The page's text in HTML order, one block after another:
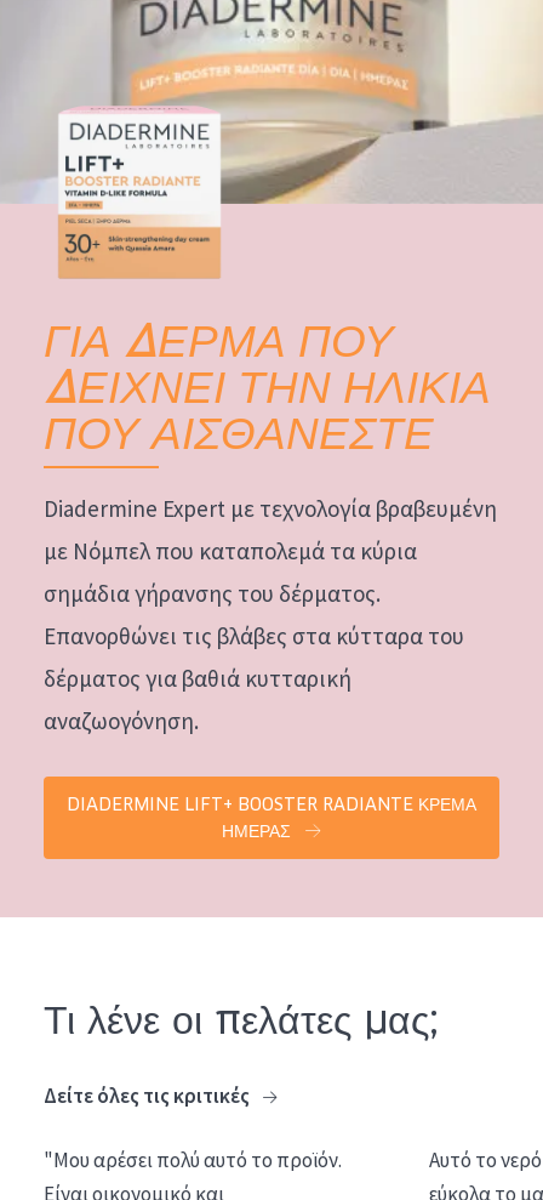
ΓΙΑ ΔΕΡΜΑ ΠΟΥ
ΔΕΙΧΝΕΙ ΤΗΝ ΗΛΙΚΙΑ
ΠΟΥ ΑΙΣΘΑΝΕΣΤΕ
Diadermine Expert με τεχνολογία βραβευμένη
με Νόμπελ που καταπολεμά τα κύρια
σημάδια γήρανσης του δέρματος.
Επανορθώνει τις βλάβες στα κύτταρα του
δέρματος για βαθιά κυτταρική
αναζωογόνηση.
DIADERMINE LIFT+ BOOSTER RADIANTE ΚΡΕΜΑ
ΗΜΕΡΑΣ
Τι λένε οι πελάτες μας;
Δείτε όλες τις κριτικές
"Μου αρέσει πολύ αυτό το προϊόν.
Είναι οικονομικό και
Αυτό το
εύκολα το